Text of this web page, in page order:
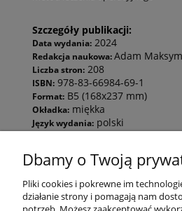
Szczegóły publikacji:
Data wydania: 2024
Redakcja naukowa:Adam
Liczba stron: 208
ISBN: 978-83-66984-69-1
Format: B5 (168x237 mm)
Okładka: miękka
Język wydania: polski
Dbamy o Twoją
Pliki cookies i pokrewne im
działanie strony i pomagają nam